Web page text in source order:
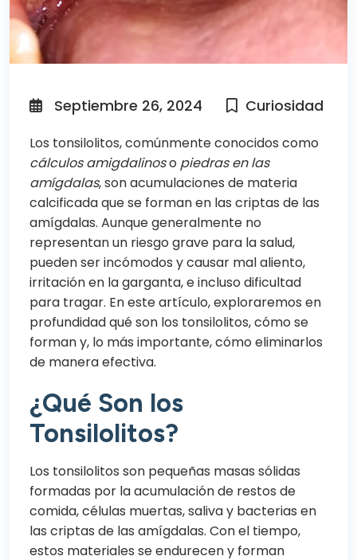
Septiembre 26, 2024 Curiosidad
Los tonsilolitos, comúnmente conocidos como
cálculos amigdalinoso piedras en las
amígdalas, son acumulaciones de materia
calcificada que se forman en las criptas de las
amígdalas. Aunque generalmente no
representan un riesgo grave para la salud,
pueden ser incómodos y causar mal aliento,
irritación en la garganta, e incluso dificultad
para tragar. En este artículo, exploraremos en
profundidad qué son los tonsilolitos, cómo se
forman y, lo más importante, cómo eliminarlos
de manera efectiva.
¿Qué Son los
Tonsilolitos?
Los tonsilolitos son pequeñas masas sólidas
formadas por la acumulación de restos de
comida, células muertas, saliva y bacterias en
las criptas de las amígdalas. Con el tiempo,
estos materiales se endurecen y forman